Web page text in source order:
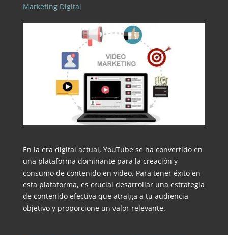
Marketing Digital
En la era digital actual, YouTube se ha convertido en
una plataforma dominante para la creación y
consumo de contenido en video. Para tener éxito en
esta plataforma, es crucial desarrollar una estrategia
de contenido efectiva que atraiga a tu audiencia
objetivo y proporcione un valor relevante.